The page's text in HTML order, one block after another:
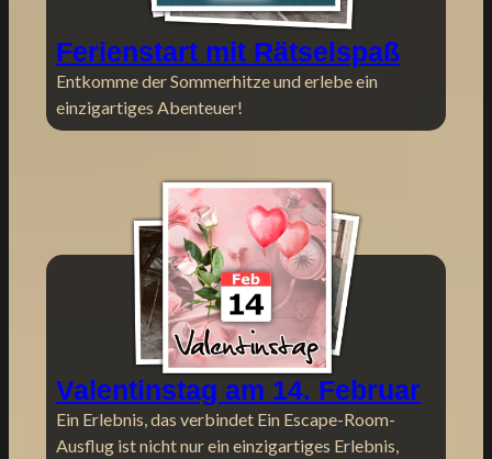
Ferienstart mit Rätselspaß
Entkomme der Sommerhitze und erlebe ein
einzigartiges Abenteuer!
Valentinstag am 14. Februar
Ein Erlebnis, das verbindet Ein Escape-Room-
Ausflug ist nicht nur ein einzigartiges Erlebnis,